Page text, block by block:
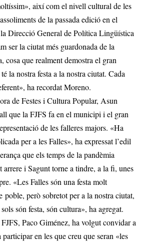
així com el nivell cultural de les
de la passada edició en el
Direcció General de Política Lingüística
ser la ciutat més guardonada de la
cosa que realment demostra el gran
la nostra festa a la nostra ciutat. Cada
ha recordat Moreno.
de Festes i Cultura Popular, Asun
que la FJFS fa en el municipi i el gran
de les falleres majors. «Ha
per a les Falles», ha expressat l’edil
que els temps de la pandèmia
i Sagunt torne a tindre, a la fi, unes
«Les Falles són una festa molt
poble, però sobretot per a la nostra ciutat,
són festa, són cultura», ha agregat.
Paco Giménez, ha volgut convidar a
en les que creu que seran «les